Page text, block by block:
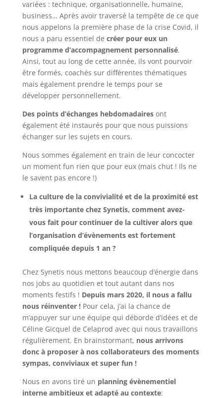
variées : technique, organisationnelle, humaine,
business… Après avoir traversé la tempête de ce que
nous appelons la première phase de la crise Covid, il
nous a paru essentiel de créer pour eux un
programme d’accompagnement personnalisé.
Ainsi, tout au long de cette année, ils vont pourvoir
être formés, coachés sur différentes thématiques
mais également prendre le temps pour se
développer personnellement.
Des points d’échanges hebdomadairesont
également été instaurés pour que nous puissions
échanger sur les sujets en cours.
Nous sommes également en train de leur concocter
un moment fun rien que pour eux (mais chut ! Ils ne
le savent pas encore !)
La culture de la convivialité et de la proximité est
très importante chez Synetis, comment avez-
vous fait pour continuer de la cultiver alors que
l’organisation d’évènements est fortement
compliquée depuis 1 an ?
Chez Synetis nous mettons beaucoup d’énergie dans
nos jobs au quotidien et tout autant dans nos
moments festifs ! Depuis mars 2020, il nous a fallu
nous réinventer !Pour cela, j’ai la chance de
m’appuyer sur une équipe qui déborde d’idées et de
Céline Gicquel de Celaprod avec qui nous travaillons
régulièrement. En brainstormant, nous arrivons
donc à proposer à nos collaborateurs des moments
sympas, conviviaux et super fun !
Nous en avons tiré un planning évènementiel
interne ambitieux et adapté au contexte: